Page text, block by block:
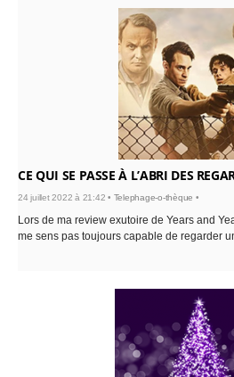
CE QUI SE PASSE À L’ABRI DES
24 juillet 2022 à 21:42 • Telephage-o-thèque •
Lors de ma review exutoire de Years and
me sens pas toujours capable de regarder un